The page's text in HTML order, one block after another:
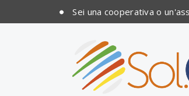
Sei una cooperativa o